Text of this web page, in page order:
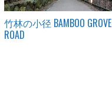
竹林の小径 BAMBOO GROVE
ROAD